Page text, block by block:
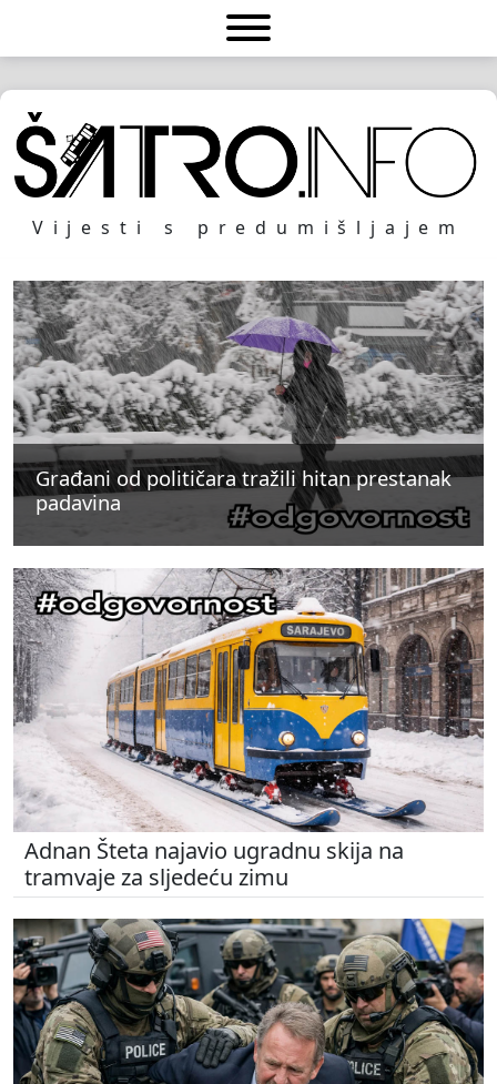
Vijesti s predumišljajem
Građani od političara tražili hitan prestanak
padavina
Građani od političara tražili hitan prestanak
padavina
Građani od političara tražili hitan prestanak
padavina
Adnan Šteta najavio ugradnu skija na
tramvaje za sljedeću zimu